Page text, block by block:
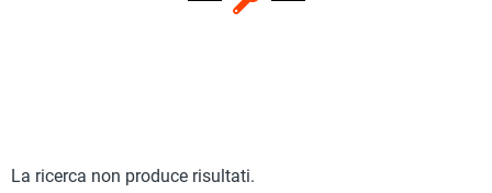
La ricerca non produce risultati.